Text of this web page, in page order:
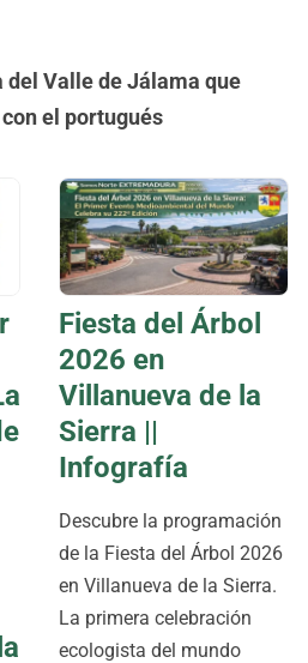
del Valle de Jálama que
el portugués
Fiesta del Árbol
2026 en
Villanueva de la
Sierra ||
Infografía
Descubre la programación
de la Fiesta del Árbol 2026
en Villanueva de la Sierra.
La primera celebración
ecologista del mundo